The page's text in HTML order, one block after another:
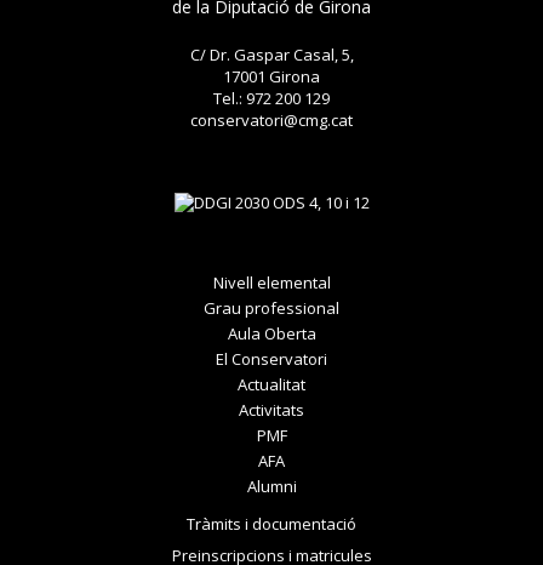
de la Diputació de Girona
C/ Dr. Gaspar Casal, 5,
17001 Girona
Tel.: 972 200 129
conservatori@cmg.cat
Nivell elemental
Grau professional
Aula Oberta
El Conservatori
Actualitat
Activitats
PMF
AFA
Alumni
Tràmits i documentació
Preinscripcions i matricules